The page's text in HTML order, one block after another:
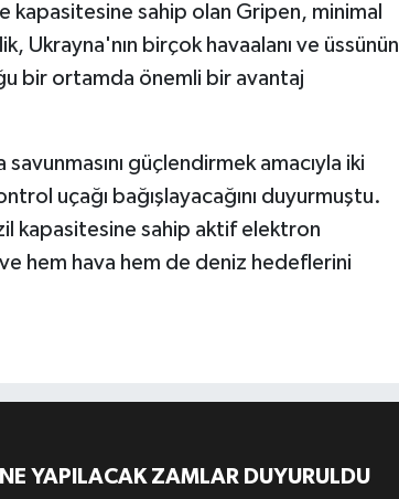
sahip olan Gripen, minimal
birçok havaalanı ve üssünün
bir ortamda önemli bir avantaj
güçlendirmek amacıyla iki
uçağı bağışlayacağını duyurmuştu.
kapasitesine sahip aktif elektron
hem hava hem de deniz hedeflerini
YAPILACAK ZAMLAR DUYURULDU